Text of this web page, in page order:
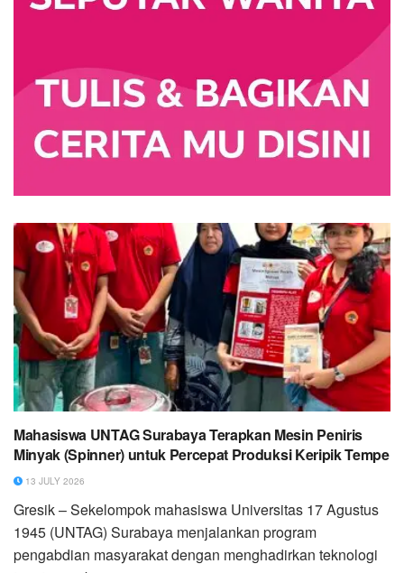
Mahasiswa UNTAG Surabaya Terapkan Mesin Peniris
Minyak (Spinner) untuk Percepat Produksi Keripik Tempe
13 JULY 2026
Gresik – Sekelompok mahasiswa Universitas 17 Agustus
1945 (UNTAG) Surabaya menjalankan program
pengabdian masyarakat dengan menghadirkan teknologi